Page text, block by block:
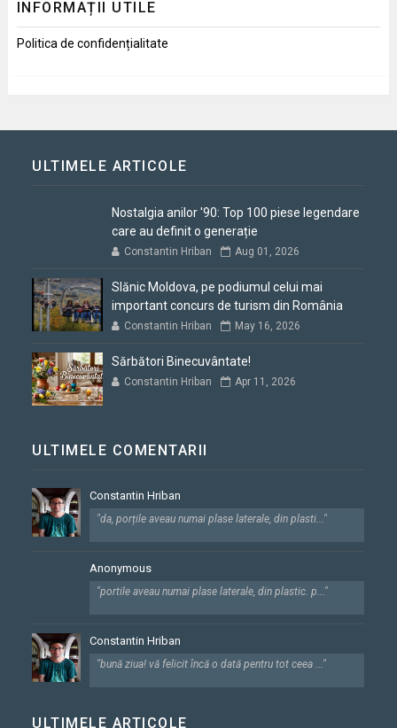
INFORMAȚII UTILE
Politica de confidențialitate
ULTIMELE ARTICOLE
Nostalgia anilor '90: Top 100 piese legendare
care au definit o generație
Constantin Hriban Aug 01, 2026
Slănic Moldova, pe podiumul celui mai
important concurs de turism din România
Constantin Hriban May 16, 2026
Sărbători Binecuvântate!
Constantin Hriban Apr 11, 2026
ULTIMELE COMENTARII
Constantin Hriban
"da, porțile aveau numai plase laterale, din plasti..."
Anonymous
"portile aveau numai plase laterale, din plastic. p..."
Constantin Hriban
"bună ziua! vă felicit încă o dată pentru tot ceea ..."
ULTIMELE ARTICOLE